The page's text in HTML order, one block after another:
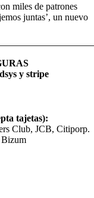
miles de patrones
juntas’, un nuevo
y stripe
tajetas):
Club, JCB, Citiporp.
Bizum